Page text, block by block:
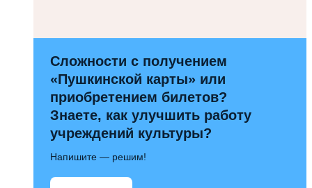
Сложности с получением
«Пушкинской карты» или
приобретением билетов?
Знаете, как улучшить работу
учреждений культуры?
Напишите — решим!